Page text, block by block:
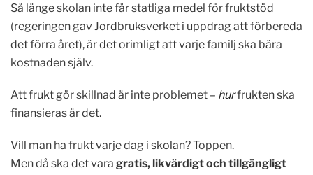
Så länge skolan inte får statliga medel för fruktstöd
(regeringen gav Jordbruksverket i uppdrag att förbereda
det förra året), är det orimligt att varje familj ska bära
kostnaden själv.
Att frukt gör skillnad är inte problemet – hurfrukten ska
finansieras är det.
Vill man ha frukt varje dag i skolan? Toppen.
Men då ska det vara gratis, likvärdigt och tillgängligt